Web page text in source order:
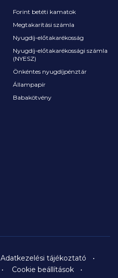
Forint betéti kamatok
Megtakarítási számla
Nyugdíj-előtakarékosság
Nyugdíj-előtakarékossági számla
(NYESZ)
Önkéntes nyugdíjpénztár
Állampapír
Babakötvény
Adatkezelési tájékoztató
Cookie beállítások